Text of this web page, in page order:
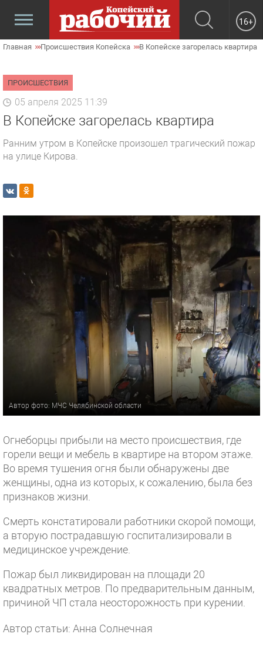
16+
Главная Происшествия Копейска В Копейске загорелась квартира
ПРОИСШЕСТВИЯ
05 апреля 2025 11:39
В Копейске загорелась квартира
Ранним утром в Копейске произошел трагический пожар
на улице Кирова.
Автор фото: МЧС Челябинской области
Огнеборцы прибыли на место происшествия, где
горели вещи и мебель в квартире на втором этаже.
Во время тушения огня были обнаружены две
женщины, одна из которых, к сожалению, была без
признаков жизни.
Смерть констатировали работники скорой помощи,
а вторую пострадавшую госпитализировали в
медицинское учреждение.
Пожар был ликвидирован на площади 20
квадратных метров. По предварительным данным,
причиной ЧП стала неосторожность при курении.
Автор статьи: Анна Солнечная